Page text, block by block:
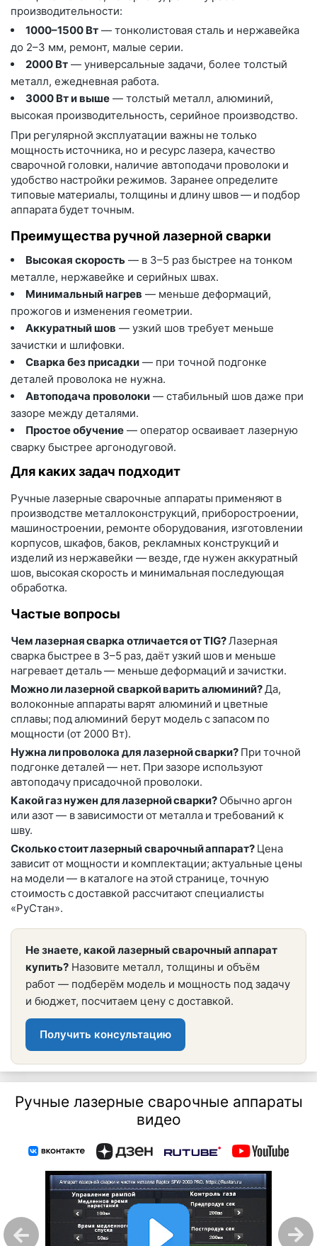
производительности:
1000–1500 Вт — тонколистовая сталь и нержавейка
до 2–3 мм, ремонт, малые серии.
2000 Вт — универсальные задачи, более толстый
металл, ежедневная работа.
3000 Вт и выше — толстый металл, алюминий,
высокая производительность, серийное производство.
При регулярной эксплуатации важны не только
мощность источника, но и ресурс лазера, качество
сварочной головки, наличие автоподачи проволоки и
удобство настройки режимов. Заранее определите
типовые материалы, толщины и длину швов — и подбор
аппарата будет точным.
Преимущества ручной лазерной сварки
Высокая скорость — в 3–5 раз быстрее на тонком
металле, нержавейке и серийных швах.
Минимальный нагрев — меньше деформаций,
прожогов и изменения геометрии.
Аккуратный шов — узкий шов требует меньше
зачистки и шлифовки.
Сварка без присадки — при точной подгонке
деталей проволока не нужна.
Автоподача проволоки — стабильный шов даже при
зазоре между деталями.
Простое обучение — оператор осваивает лазерную
сварку быстрее аргонодуговой.
Для каких задач подходит
Ручные лазерные сварочные аппараты применяют в
производстве металлоконструкций, приборостроении,
машиностроении, ремонте оборудования, изготовлении
корпусов, шкафов, баков, рекламных конструкций и
изделий из нержавейки — везде, где нужен аккуратный
шов, высокая скорость и минимальная последующая
обработка.
Частые вопросы
Чем лазерная сварка отличается от TIG?Лазерная
сварка быстрее в 3–5 раз, даёт узкий шов и меньше
нагревает деталь — меньше деформаций и зачистки.
Можно ли лазерной сваркой варить алюминий?Да,
волоконные аппараты варят алюминий и цветные
сплавы; под алюминий берут модель с запасом по
мощности (от 2000 Вт).
Нужна ли проволока для лазерной сварки?При точной
подгонке деталей — нет. При зазоре используют
автоподачу присадочной проволоки.
Какой газ нужен для лазерной сварки?Обычно аргон
или азот — в зависимости от металла и требований к
шву.
Сколько стоит лазерный сварочный аппарат?Цена
зависит от мощности и комплектации; актуальные цены
на модели — в каталоге на этой странице, точную
стоимость с доставкой рассчитают специалисты
«РуСтан».
Не знаете, какой лазерный сварочный аппарат
купить? Назовите металл, толщины и объём
работ — подберём модель и мощность под задачу
и бюджет, посчитаем цену с доставкой.
Получить консультацию
Ручные лазерные сварочные аппараты
видео